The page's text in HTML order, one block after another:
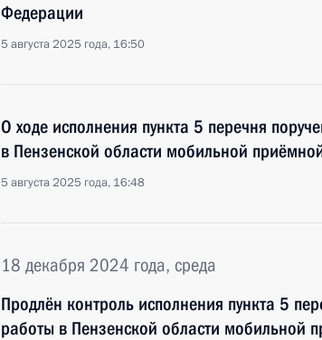
Федерации
5 августа 2025 года, 16:50
О ходе исполнения пункта 5 перечня
в Пензенской области мобильной
5 августа 2025 года, 16:48
18 декабря 2024 года, среда
Продлён контроль исполнения пункта 5
работы в Пензенской области мобильной